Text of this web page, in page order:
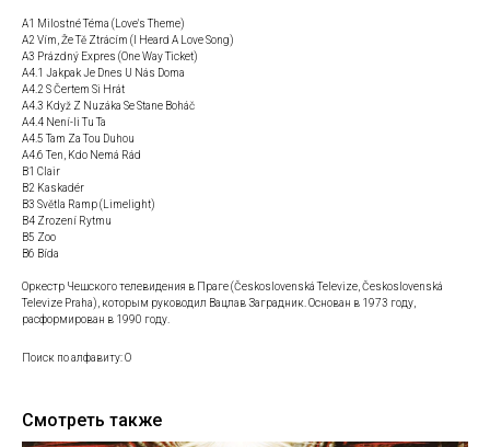
A1 Milostné Téma (Love's Theme)
A2 Vím, Že Tě Ztrácím (I Heard A Love Song)
A3 Prázdný Expres (One Way Ticket)
A4.1 Jakpak Je Dnes U Nás Doma
A4.2 S Čertem Si Hrát
A4.3 Když Z Nuzáka Se Stane Boháč
A4.4 Není-li Tu Ta
A4.5 Tam Za Tou Duhou
A4.6 Ten, Kdo Nemá Rád
B1 Clair
B2 Kaskadér
B3 Světla Ramp (Limelight)
B4 Zrození Rytmu
B5 Zoo
B6 Bída
Оркестр Чешского телевидения в Праге (Československá Televize, Československá
Televize Praha), которым руководил Вацлав Заградник. Основан в 1973 году,
расформирован в 1990 году.
Поиск по алфавиту: O
Смотреть также